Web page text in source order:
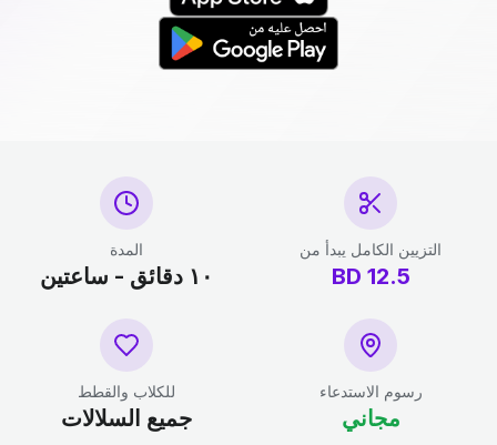
التزيين الكامل يبدأ من
12.5
BD
المدة
١٠ دقائق - ساعتين
رسوم الاستدعاء
مجاني
للكلاب والقطط
جميع السلالات